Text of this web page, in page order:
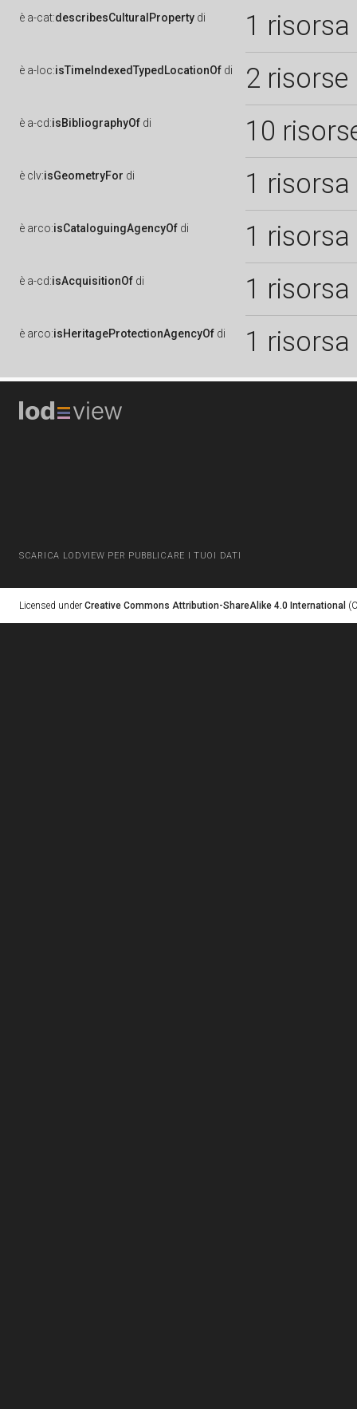
è a-cat:describesCulturalProperty di 1 risorsa
è a-loc:isTimeIndexedTypedLocationOf di 2 risorse
è a-cd:isBibliographyOf di 10
è clv:isGeometryFor di 1 risorsa
è arco:isCataloguingAgencyOf di 1 risorsa
è a-cd:isAcquisitionOf di 1 risorsa
è arco:isHeritageProtectionAgencyOf di 1 risorsa
SCARICA LODVIEW PER PUBBLICARE I TUOI DATI
Licensed under Creative Commons Attribution-ShareAlike 4.0 International